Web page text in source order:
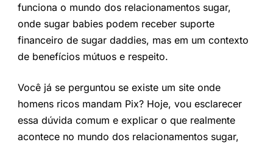
funciona o mundo dos relacionamentos sugar,
onde sugar babies podem receber suporte
financeiro de sugar daddies, mas em um contexto
de benefícios mútuos e respeito.
Você já se perguntou se existe um site onde
homens ricos mandam Pix? Hoje, vou esclarecer
essa dúvida comum e explicar o que realmente
acontece no mundo dos relacionamentos sugar,